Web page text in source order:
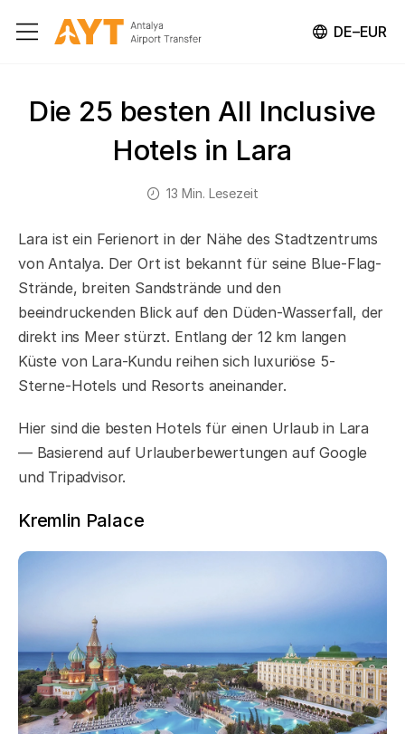
DE–EUR
Die 25 besten All Inclusive
Hotels in Lara
13 Min. Lesezeit
Lara ist ein Ferienort in der Nähe des Stadtzentrums
von Antalya. Der Ort ist bekannt für seine Blue-Flag-
Strände, breiten Sandstrände und den
beeindruckenden Blick auf den Düden-Wasserfall, der
direkt ins Meer stürzt. Entlang der 12 km langen
Küste von Lara-Kundu reihen sich luxuriöse 5-
Sterne-Hotels und Resorts aneinander.
Hier sind die besten Hotels für einen Urlaub in Lara
— Basierend auf Urlauberbewertungen auf Google
und Tripadvisor.
Kremlin Palace